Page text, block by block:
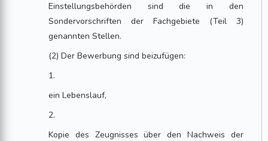
Einstellungsbehörden sind die in den
Sondervorschriften der Fachgebiete (Teil 3)
genannten Stellen.
(2) Der Bewerbung sind beizufügen:
1.
ein Lebenslauf,
2.
Kopie des Zeugnisses über den Nachweis der